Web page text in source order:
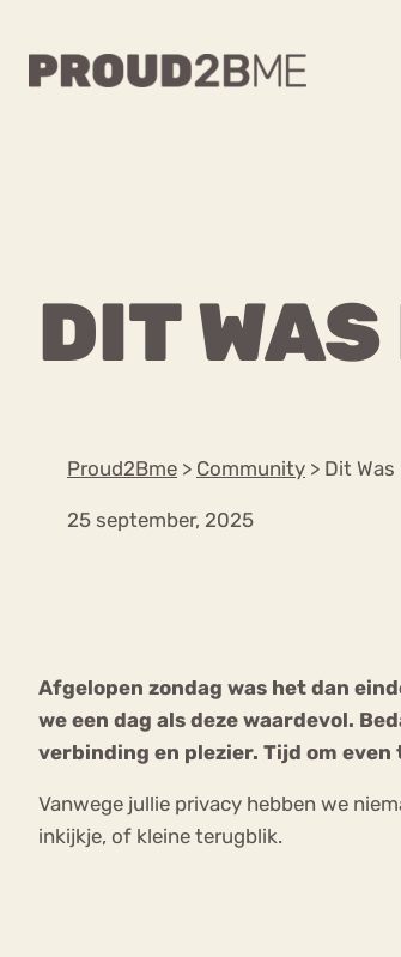
DIT
Proud2Bme > Community > Dit
25 september, 2025
Afgelopen zondag was het dan
we een dag als deze waardevol.
verbinding en plezier. Tijd om
Vanwege jullie privacy hebben we
inkijkje, of kleine terugblik.
Content
Over ons
WAAR BEN
Over proud2bme
Vacatures
Privacyverklaring
Boulimia Nervosa
Orthorexia
Afvallen